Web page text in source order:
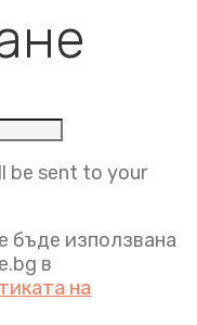
be sent to your
бъде използвана
в
на